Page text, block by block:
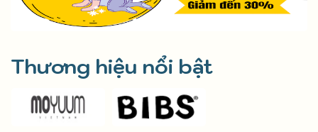
Thương hiệu nổi bật